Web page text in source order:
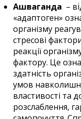
Ашваганда –
«адаптоген»
організму
стресові
реакції
фактору. Це
здатність
умов
властивості та
розслаблення,